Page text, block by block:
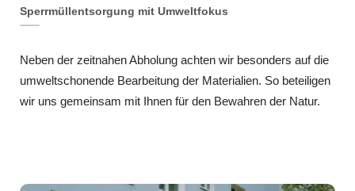
Sperrmüllentsorgung mit Umweltfokus
Neben der zeitnahen Abholung achten wir besonders auf die
umweltschonende Bearbeitung der Materialien. So beteiligen
wir uns gemeinsam mit Ihnen für den Bewahren der Natur.